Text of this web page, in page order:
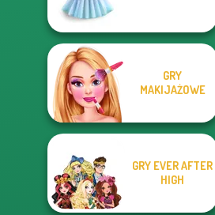
GRY
MAKIJAŻOWE
GRY EVER AFTER
HIGH